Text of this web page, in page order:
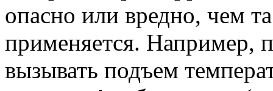
опасно или вредно, чем
применяется. Например,
вызывать подъем